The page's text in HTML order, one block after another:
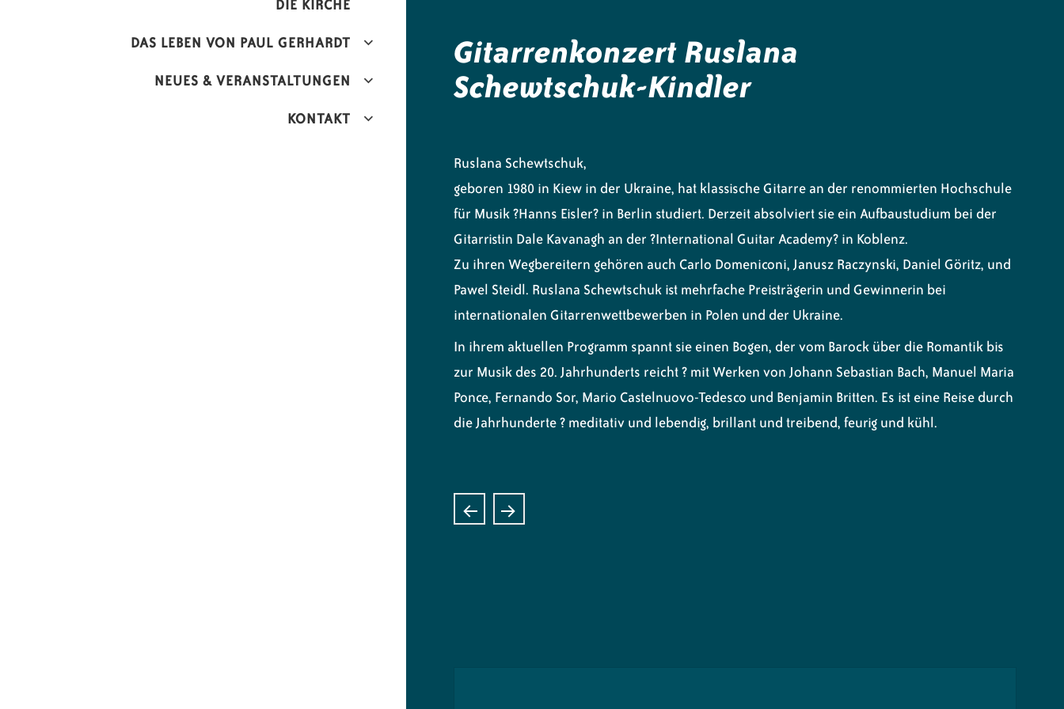
DIE KIRCHE
DAS LEBEN VON PAUL GERHARDT
NEUES & VERANSTALTUNGEN
KONTAKT
Gitarrenkonzert Ruslana
Schewtschuk-Kindler
Ruslana Schewtschuk,
geboren 1980 in Kiew in der Ukraine, hat klassische Gitarre an der renommierten Hochschule
für Musik ?Hanns Eisler? in Berlin studiert. Derzeit absolviert sie ein Aufbaustudium bei der
Gitarristin Dale Kavanagh an der ?International Guitar Academy? in Koblenz.
Zu ihren Wegbereitern gehören auch Carlo Domeniconi, Janusz Raczynski, Daniel Göritz, und
Pawel Steidl. Ruslana Schewtschuk ist mehrfache Preisträgerin und Gewinnerin bei
internationalen Gitarrenwettbewerben in Polen und der Ukraine.
In ihrem aktuellen Programm spannt sie einen Bogen, der vom Barock über die Romantik bis
zur Musik des 20. Jahrhunderts reicht ? mit Werken von Johann Sebastian Bach, Manuel Maria
Ponce, Fernando Sor, Mario Castelnuovo-Tedesco und Benjamin Britten. Es ist eine Reise durch
die Jahrhunderte ? meditativ und lebendig, brillant und treibend, feurig und kühl.